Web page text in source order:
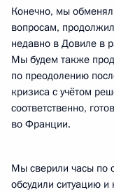
Конечно, мы
вопросам,
недавно в Довиле в
Мы будем также
по преодолению
кризиса с учётом
соответственно,
во Франции.
Мы сверили часы по
обсудили ситуацию